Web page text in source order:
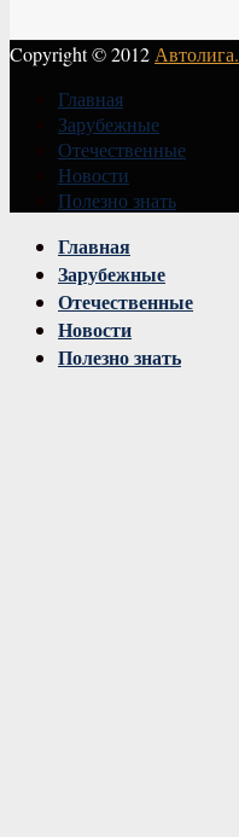
Copyright © 2012 Автолига.
Главная
Зарубежные
Отечественные
Новости
Полезно знать
Главная
Зарубежные
Отечественные
Новости
Полезно знать